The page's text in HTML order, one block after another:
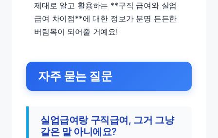
제대로 알고 활용하는 **구직 급여와 실업
급여 차이점**에 대한 정보가 분명 든든한
버팀목이 되어줄 거예요!
자주 묻는 질문
실업급여랑 구직급여, 그거 그냥
같은 말 아니에요?